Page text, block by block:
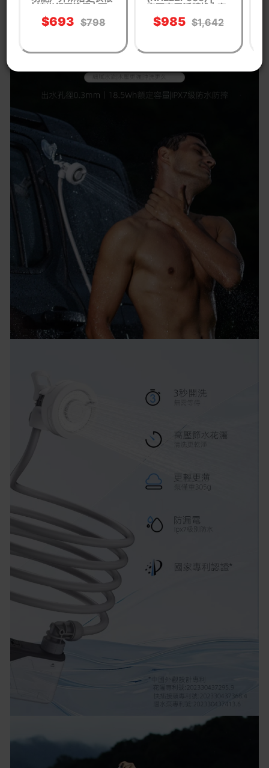
| 遮光銀膠塗層 | 可
搭配淋浴裝備使用
$693 $798
室兩室靈活轉換 | 底
下有排水孔
$985 $1,642